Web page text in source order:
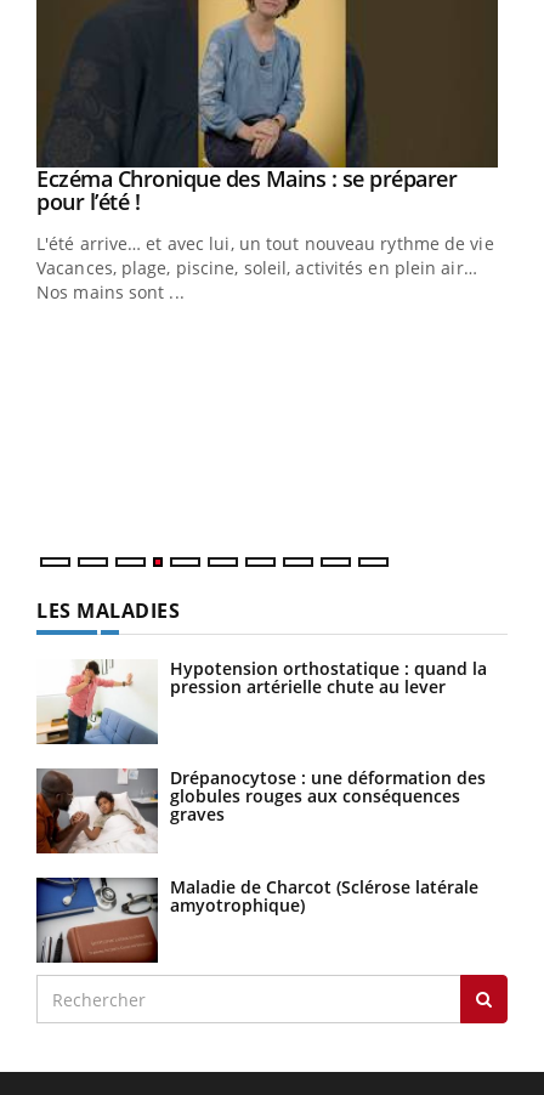
Youtube
Eczéma Chronique des Mains : se préparer
pour l’été !Youtube
L'été arrive… et avec lui, un tout nouveau rythme de vie !
Vacances, plage, piscine, soleil, activités en plein air…
Nos mains sont ...
LES MALADIES
Hypotension orthostatique : quand la
pression artérielle chute au lever
Drépanocytose : une déformation des
globules rouges aux conséquences
graves
Maladie de Charcot (Sclérose latérale
amyotrophique)